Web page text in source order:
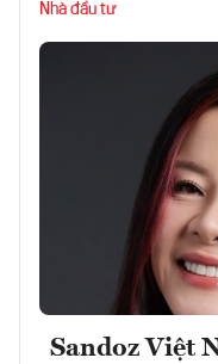
Nhà đầu tư
Sandoz Việt